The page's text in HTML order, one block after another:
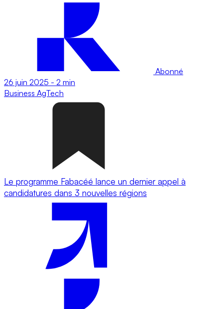
Abonné
26 juin 2025 - 2 min
Business AgTech
Le programme Fabacéé lance un dernier appel à
candidatures dans 3 nouvelles régions